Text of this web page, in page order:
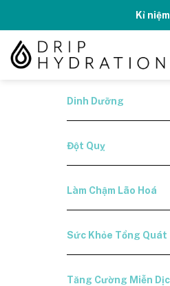
content
Kỉ
Dinh Dưỡng
Đột Quỵ
Làm Chậm Lão Hoá
Sức Khỏe Tổng Quát
Tăng Cường Miễn